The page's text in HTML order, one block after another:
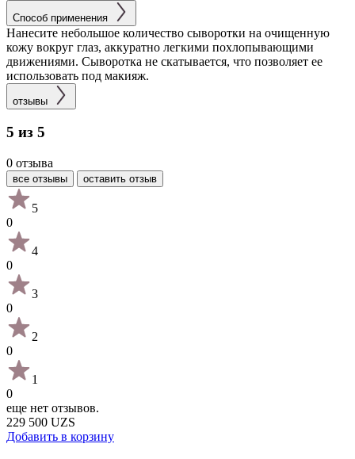
Способ применения
Нанесите небольшое количество сыворотки на очищенную
кожу вокруг глаз, аккуратно легкими похлопывающими
движениями. Сыворотка не скатывается, что позволяет ее
использовать под макияж.
отзывы
5 из 5
0 отзыва
все отзывы оставить отзыв
5
0
4
0
3
0
2
0
1
0
еще нет отзывов.
229 500 UZS
Добавить в корзину